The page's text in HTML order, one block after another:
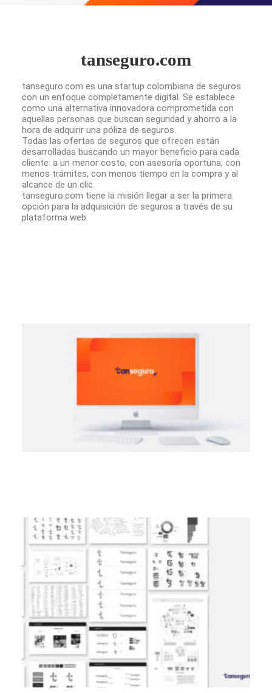
tanseguro.com
tanseguro.com es una startup colombiana de seguros
con un enfoque completamente digital. Se establece
como una alternativa innovadora comprometida con
aquellas personas que buscan seguridad y ahorro a la
hora de adquirir una póliza de seguros.
Todas las ofertas de seguros que ofrecen están
desarrolladas buscando un mayor beneficio para cada
cliente: a un menor costo, con asesoría oportuna, con
menos trámites, con menos tiempo en la compra y al
alcance de un clic.
tanseguro.com tiene la misión llegar a ser la primera
opción para la adquisición de seguros a través de su
plataforma web.